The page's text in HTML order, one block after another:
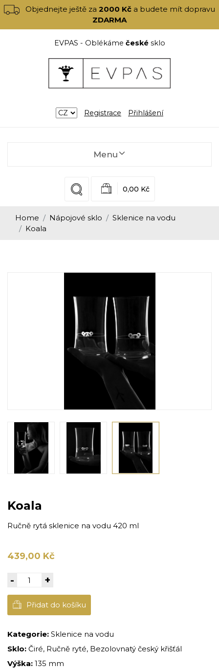
Objednejte ještě za2000 Kč a budete mít dopravu
ZDARMA
EVPAS - Oblékáme českésklo
Registrace Přihlášení
Menu
0,00 Kč
Home Nápojové sklo
Sklenice na vodu
Koala
Koala
Ručně rytá sklenice na vodu 420 ml
439,00 Kč
- +
Přidat do košíku
Kategorie: Sklenice na vodu
Sklo: Čiré, Ručně ryté, Bezolovnatý český křišťál
Výška: 135 mm